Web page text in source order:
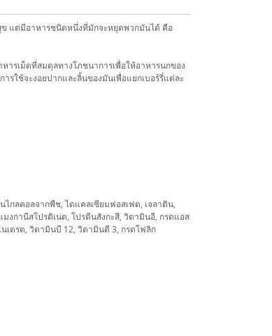
ข แต่มีอาหารชนิดหนึ่งที่มักจะหยุดพวกมันได้ คือ
รเม็ดที่สมดุลทางโภชนาการเพื่อให้อาหารนกของ
ใช้จะงอยปากและลิ้นของมันเพื่อแยกเบอร์รี่แต่ละ
กลคอลจากพืช, ไดแคลเซียมฟอสเฟต, เจลาติน,
งกานีสโปรติเนต, โปรตีนสังกะสี, วิตามินอี, กรดแอส
เตรต, วิตามินบี 12, วิตามินดี 3, กรดโฟลิก